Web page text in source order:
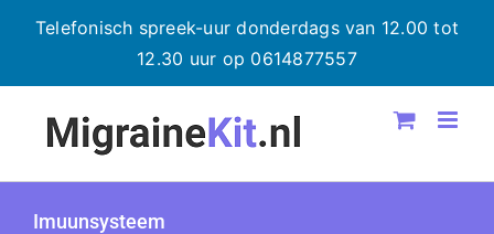
Telefonisch spreek-uur donderdags van 12.00 tot
12.30 uur op 0614877557
Imuunsysteem